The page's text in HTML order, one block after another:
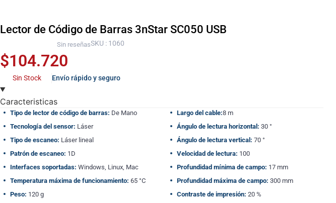
Lector de Código de Barras 3nStar SC050 USB
Sin reseñasSKU : 1060
$104.720
Sin Stock Envío rápido y seguro
Caracteristicas
Tipo de lector de código de barras: De Mano
Tecnología del sensor: Láser
Tipo de escaneo: Láser lineal
Patrón de escaneo: 1D
Interfaces soportadas: Windows, Linux, Mac
Temperatura máxima de funcionamiento: 65 °C
Peso: 120 g
Largo del cable:8 m
Ángulo de lectura horizontal: 30 °
Ángulo de lectura vertical: 70 °
Velocidad de lectura: 100
Profundidad mínima de campo: 17 mm
Profundidad máxima de campo: 300 mm
Contraste de impresión: 20 %